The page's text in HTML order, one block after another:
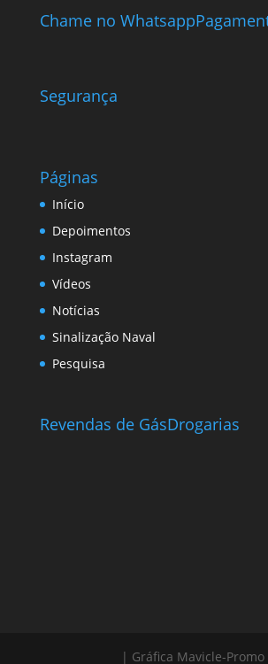
Chame no Whatsapp
Segurança
Páginas
Início
Depoimentos
Instagram
Vídeos
Notícias
Sinalização Naval
Pesquisa
Revendas de GásDrogarias
| Gráfica Mavicle-Promo